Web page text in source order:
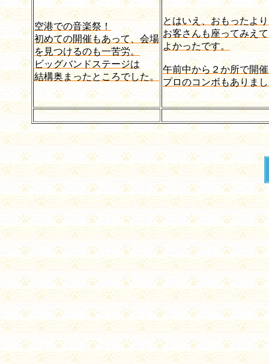
空港での音楽祭！
初めての開催もあって、会場
を見つけるのも一苦労。
ビッグバンドステージは
結構奥まったところでした。
とはいえ、おもったよ
お客さんも座ってみえて
よかったです。
午前中から２か所で開
プロのコンボもありま